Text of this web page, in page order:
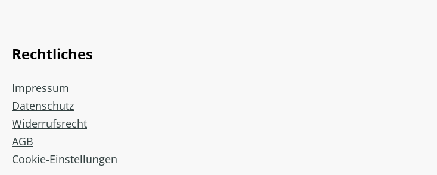
Rechtliches
Impressum
Datenschutz
Widerrufsrecht
AGB
Cookie-Einstellungen